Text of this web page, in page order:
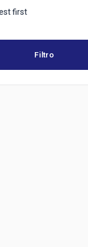
first
Filtro